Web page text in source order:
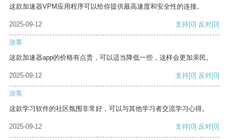
这款加速器VPM应用程序可以给你提供最高速度和安全性的连接。
2025-09-12 支持[0] 反对[0]
游客
这款加速器app的价格有点贵，可以适当降低一些，这样会更加亲民。
2025-09-12 支持[0] 反对[0]
游客
这款学习软件的社区氛围非常好，可以与其他学习者交流学习心得。
2025-09-12 支持[0] 反对[0]